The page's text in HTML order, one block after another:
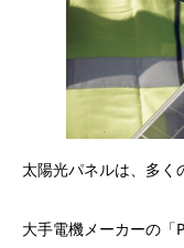
太陽光パネルは、多く
大手電機メーカーの